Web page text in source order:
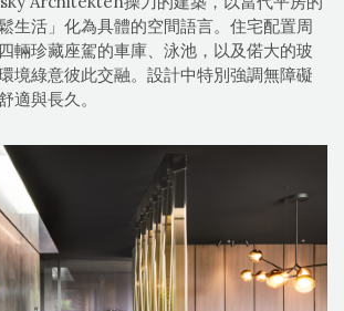
生活」化為具體的空間語言。住宅配置周
輛珍藏座駕的車庫、泳池，以及偌大的玻
境綠意彼此交融。設計中特別強調無障礙
適與長久。